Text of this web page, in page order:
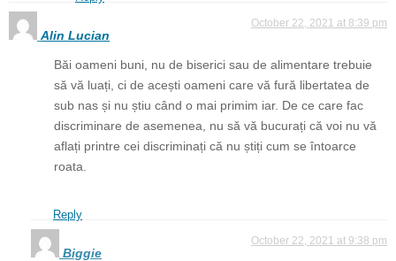
Alin Lucian
October 22, 2021 at 8:39 pm
Băi oameni buni, nu de biserici sau de alimentare trebuie
să vă luați, ci de acești oameni care vă fură libertatea de
sub nas și nu știu când o mai primim iar. De ce care fac
discriminare de asemenea, nu să vă bucurați că voi nu vă
aflați printre cei discriminați că nu știți cum se întoarce
roata.
Reply
Biggie
October 22, 2021 at 9:38 pm